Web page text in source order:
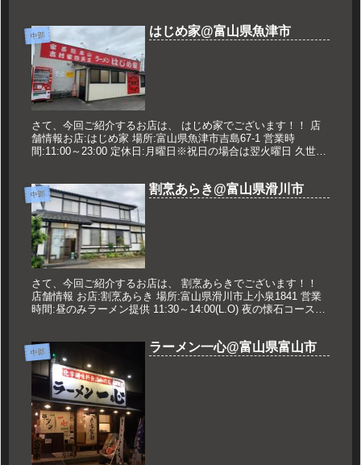
中部 はじめ家@富山県魚津市
さて、今回ご紹介するお店は、 はじめ家でございます！！ 店
舗情報お店:はじめ家 場所:富山県魚津市吉島67-1 営業時
間:11:00～23:00 定休日:月曜日※祝日の場合は翌火曜日 久世の
中部 割烹あらき@富山県滑川市
さて、今回ご紹介するお店は、 割烹あらきでございます！！
店舗情報 お店:割烹あらき 場所:富山県滑川市上小泉1841 営業
時間:昼のみラーメン提供 11:30～14:00(L.O) 夜の懐石コースは
中部 ラーメン一心@富山県富山市